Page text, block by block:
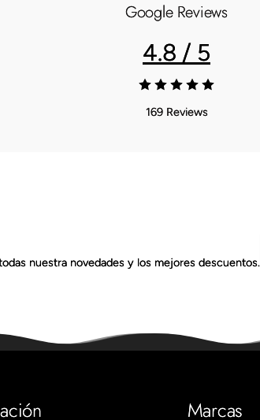
Google Reviews
4.8 / 5
169 Reviews
nuestra novedades y los mejores descuentos.
Marcas